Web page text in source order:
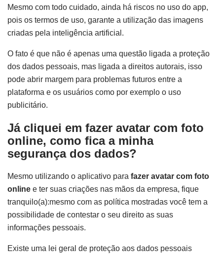
Mesmo com todo cuidado, ainda há riscos no uso do app,
pois os termos de uso, garante a utilização das imagens
criadas pela inteligência artificial.
O fato é que não é apenas uma questão ligada a proteção
dos dados pessoais, mas ligada a direitos autorais, isso
pode abrir margem para problemas futuros entre a
plataforma e os usuários como por exemplo o uso
publicitário.
Já cliquei em fazer avatar com foto
online, como fica a minha
segurança dos dados?
Mesmo utilizando o aplicativo para fazer avatar com foto
online e ter suas criações nas mãos da empresa, fique
tranquilo(a):mesmo com as política mostradas você tem a
possibilidade de contestar o seu direito as suas
informações pessoais.
Existe uma lei geral de proteção aos dados pessoais